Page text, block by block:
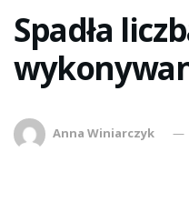
Spadła
Anna Winiarczyk